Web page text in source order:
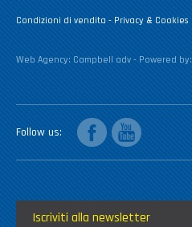
Condizioni di vendita - Privacy & Cookies
Web Agency: Campbell adv - Powered by:
Follow us
facebookyoutube
Iscriviti alla newsletter